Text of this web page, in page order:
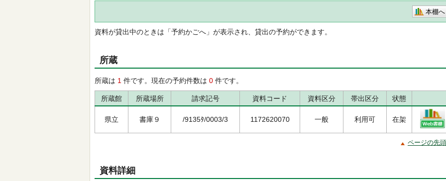
本棚へ
資料が貸出中のときは「予約かごへ」が表示され、貸出の予約ができます。
所蔵
所蔵は 1 件です。現在の予約件数は 0 件です。
所蔵館 所蔵場所 請求記号 資料コード 資料区分 帯出区分 状態
県立 書庫９ /9135ﾀ/0003/3 1172620070 一般 利用可 在架
ページの先
資料詳細